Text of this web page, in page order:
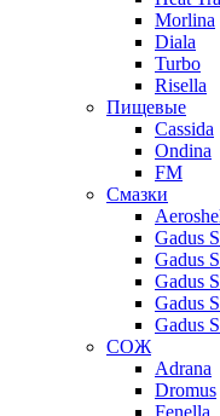
Morlina
Diala
Turbo
Risella
Пищевые
Cassida
Ondina
FM
Смазки
Gadus
Gadus
Gadus
Gadus
Gadus
СОЖ
Adrana
Dromus
Fenella